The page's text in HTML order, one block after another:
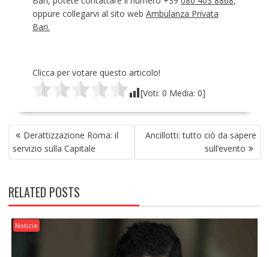
oppure collegarvi al sito web Ambulanza Privata
Bari.
Clicca per votare questo articolo!
[Voti: 0 Media: 0]
NAVIGAZIONE
ARTICOLI
Derattizzazione Roma: il
servizio sulla Capitale
Ancillotti: tutto ciò da sapere
sull’evento
RELATED POSTS
Notizie